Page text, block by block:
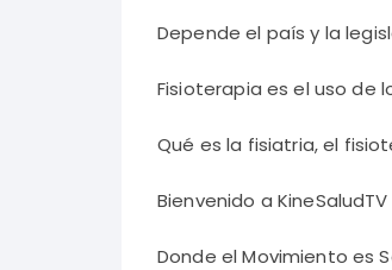
Depende el país y la
Fisioterapia es el uso de
Qué es la fisiatria, el
Bienvenido a KineSaludTV
Donde el Movimiento es